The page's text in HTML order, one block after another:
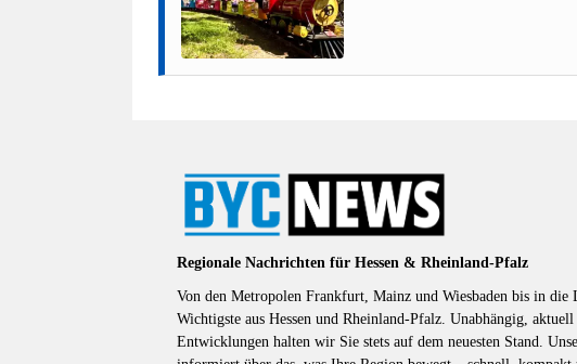
Regionale Nachrichten für Hessen & Rheinland-Pfalz
Von den Metropolen Frankfurt, Mainz und Wiesbaden bis in
Wichtigste aus Hessen und Rheinland-Pfalz. Unabhängig,
Entwicklungen halten wir Sie stets auf dem neuesten Stand.